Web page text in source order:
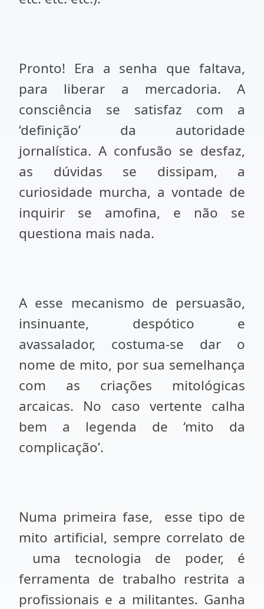
Pronto! Era a senha que faltava,
para liberar a mercadoria. A
consciência se satisfaz com a
‘definição’ da autoridade
jornalística. A confusão se desfaz,
as dúvidas se dissipam, a
curiosidade murcha, a vontade de
inquirir se amofina, e não se
questiona mais nada.
A esse mecanismo de persuasão,
insinuante, despótico e
avassalador, costuma-se dar o
nome de mito, por sua semelhança
com as criações mitológicas
arcaicas. No caso vertente calha
bem a legenda de ‘mito da
complicação’.
Numa primeira fase,
esse tipo de
mito artificial, sempre correlato de
uma tecnologia de poder, é
ferramenta de trabalho restrita a
profissionais e a militantes. Ganha